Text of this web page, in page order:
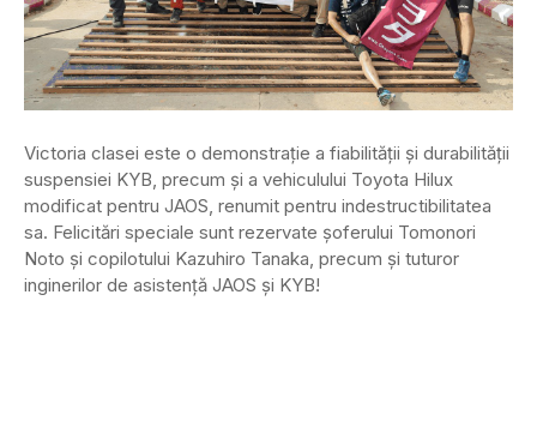
Victoria clasei este o demonstrație a fiabilității și durabilității
suspensiei KYB, precum și a vehiculului Toyota Hilux
modificat pentru JAOS, renumit pentru indestructibilitatea
sa. Felicitări speciale sunt rezervate șoferului Tomonori
Noto și copilotului Kazuhiro Tanaka, precum și tuturor
inginerilor de asistență JAOS și KYB!